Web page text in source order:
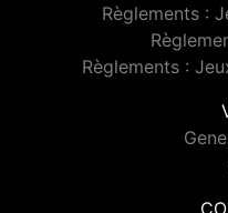
Règlements :
Règlements :